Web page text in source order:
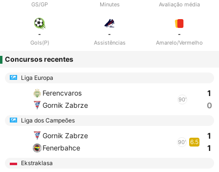
GS/GP Minutes Avaliação média
-
Gols(P)
-
Assistências
-
Amarelo/Vermelho
Concursos recentes
Liga Europa
Ferencvaros
Gornik Zabrze
90'
1
0
Liga dos Campeões
Gornik Zabrze
Fenerbahce
90' 6.5
1
1
Ekstraklasa